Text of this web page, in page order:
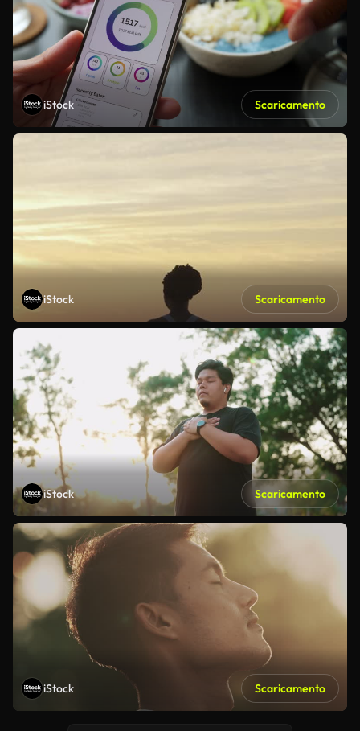
iStock Scaricamento
iStock Scaricamento
iStock Scaricamento
iStock Scaricamento